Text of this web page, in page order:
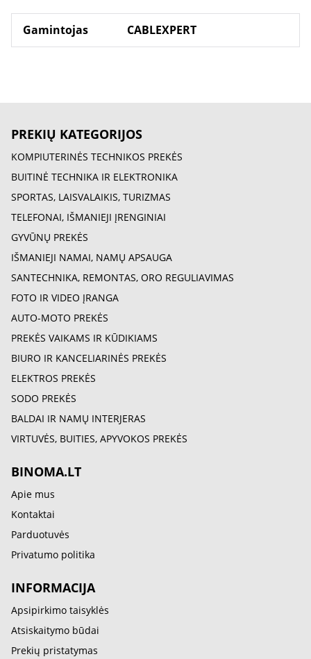
Gamintojas CABLEXPERT
PREKIŲ KATEGORIJOS
KOMPIUTERINĖS TECHNIKOS PREKĖS
BUITINĖ TECHNIKA IR ELEKTRONIKA
SPORTAS, LAISVALAIKIS, TURIZMAS
TELEFONAI, IŠMANIEJI ĮRENGINIAI
GYVŪNŲ PREKĖS
IŠMANIEJI NAMAI, NAMŲ APSAUGA
SANTECHNIKA, REMONTAS, ORO REGULIAVIMAS
FOTO IR VIDEO ĮRANGA
AUTO-MOTO PREKĖS
PREKĖS VAIKAMS IR KŪDIKIAMS
BIURO IR KANCELIARINĖS PREKĖS
ELEKTROS PREKĖS
SODO PREKĖS
BALDAI IR NAMŲ INTERJERAS
VIRTUVĖS, BUITIES, APYVOKOS PREKĖS
BINOMA.LT
Apie mus
Kontaktai
Parduotuvės
Privatumo politika
INFORMACIJA
Apsipirkimo taisyklės
Atsiskaitymo būdai
Prekių pristatymas